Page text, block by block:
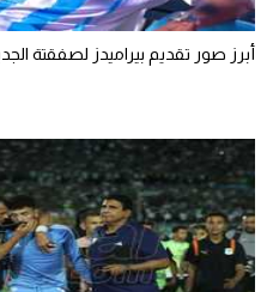
أبرز صور تقديم بيراميدز لصفقتة